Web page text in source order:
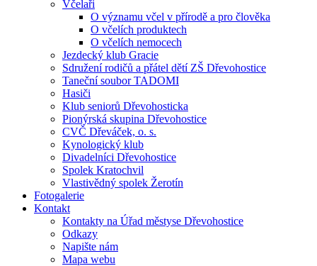
Včelaři
O významu včel v přírodě a pro člověka
O včelích produktech
O včelích nemocech
Jezdecký klub Gracie
Sdružení rodičů a přátel dětí ZŠ Dřevohostice
Taneční soubor TADOMI
Hasiči
Klub seniorů Dřevohosticka
Pionýrská skupina Dřevohostice
CVČ Dřeváček, o. s.
Kynologický klub
Divadelníci Dřevohostice
Spolek Kratochvil
Vlastivědný spolek Žerotín
Fotogalerie
Kontakt
Kontakty na Úřad městyse Dřevohostice
Odkazy
Napište nám
Mapa webu